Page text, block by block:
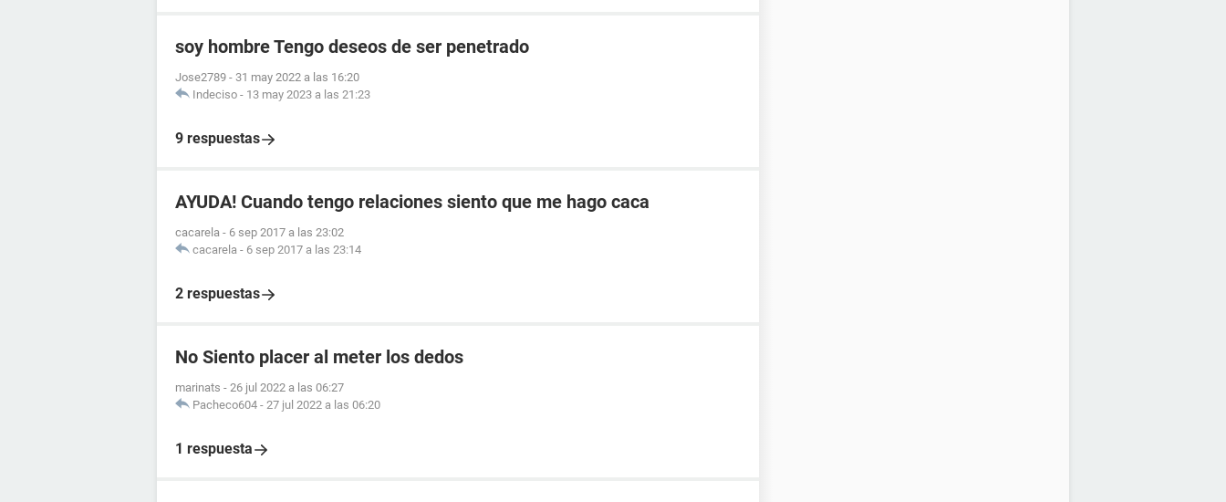
soy hombre Tengo deseos de ser penetrado
Jose2789 - 31 may 2022 a las 16:20
Indeciso - 13 may 2023 a las 21:23
9 respuestas
AYUDA! Cuando tengo relaciones siento que me hago caca
cacarela - 6 sep 2017 a las 23:02
cacarela - 6 sep 2017 a las 23:14
2 respuestas
No Siento placer al meter los dedos
marinats - 26 jul 2022 a las 06:27
Pacheco604 - 27 jul 2022 a las 06:20
1 respuesta